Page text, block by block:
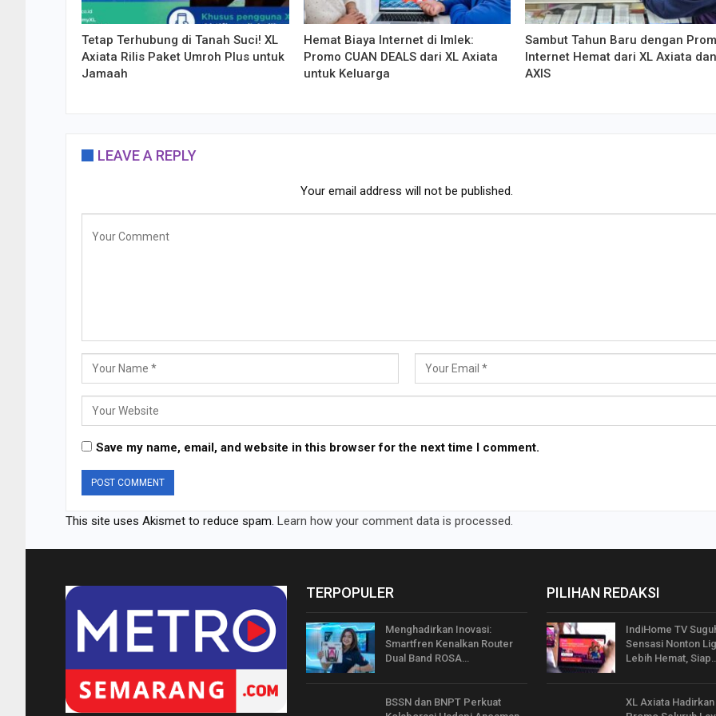
Tetap Terhubung di Tanah Suci! XL
Axiata Rilis Paket Umroh Plus untuk
Jamaah
Hemat Biaya Internet di Imlek:
Promo CUAN DEALS dari XL Axiata
untuk Keluarga
Sambut Tahun Baru dengan
Internet Hemat dari XL Axiata
AXIS
LEAVE A REPLY
Your email address will not be published.
Save my name, email, and website in this browser for the next time I comment.
This site uses Akismet to reduce spam. Learn how your comment data is processed.
TERPOPULER
Menghadirkan Inovasi:
Smartfren Kenalkan Router
Dual Band ROSA…
BSSN dan BNPT Perkuat
PILIHAN REDAKSI
IndiHome TV
Sensasi Nonton
Lebih Hemat,
XL Axiata